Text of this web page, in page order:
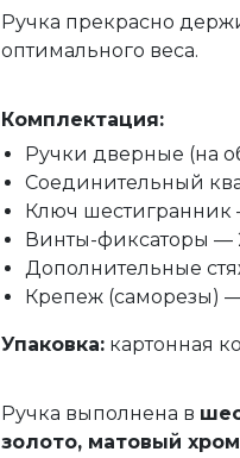
Ручка прекрасно
оптимального веса.
Комплектация:
Ручки дверные (на
Соединительный
Ключ шестигранник
Винты-фиксаторы —
Дополнительные
Крепеж (саморезы)
Упаковка:картонная
Ручка выполнена в
золото, матовый